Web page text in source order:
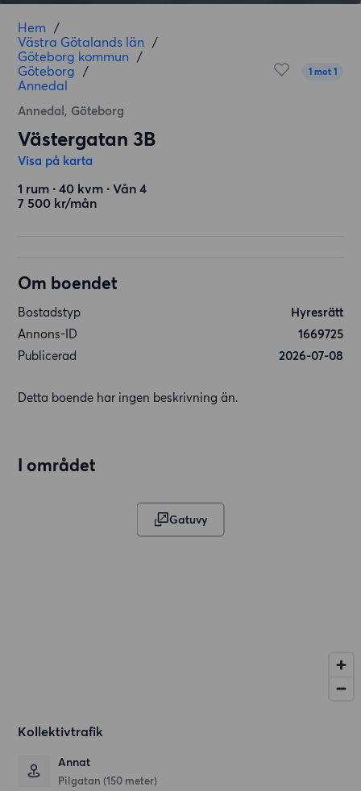
Hem /
Västra Götalands län /
Göteborg kommun /
Göteborg /
Annedal
Annedal, Göteborg
1 mot 1
Västergatan 3B
Visa på karta
1 rum ∙ 40 kvm ∙ Vån 4
7 500 kr/mån
Om boendet
Bostadstyp
Hyresrätt
Annons-ID
1669725
Publicerad
2026-07-08
Detta boende har ingen beskrivning än.
I området
Gatuvy
Kollektivtrafik
Annat
Pilgatan (150 meter)